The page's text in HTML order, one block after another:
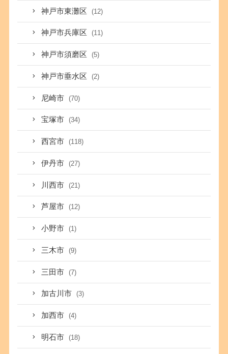
神戸市東灘区 (12)
神戸市兵庫区 (11)
神戸市須磨区 (5)
神戸市垂水区 (2)
尼崎市 (70)
宝塚市 (34)
西宮市 (118)
伊丹市 (27)
川西市 (21)
芦屋市 (12)
小野市 (1)
三木市 (9)
三田市 (7)
加古川市 (3)
加西市 (4)
明石市 (18)